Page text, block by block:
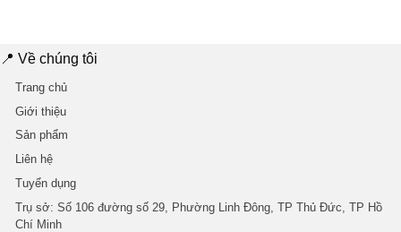
📍 Về chúng tôi
Trang chủ
Giới thiệu
Sản phẩm
Liên hệ
Tuyển dụng
Trụ sở: Số 106 đường số 29, Phường Linh Đông, TP Thủ Đức, TP Hồ
Chí Minh